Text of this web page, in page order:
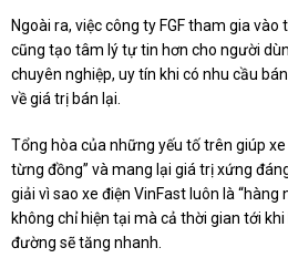
Ngoài ra, việccông ty FGF tham gia
cũng tạo tâm lý tự tin hơn cho người
chuyên nghiệp, uy tín khi có nhu cầu
về giá trị bán lại
Tổng hòa của những yếu tố trên giúp
từng đồng” và mang lại giá trị xứng
giải vì sao xe điện VinFast luôn là
không chỉ hiện tại mà cả thời gian tới
đường sẽ tăng nhanh.